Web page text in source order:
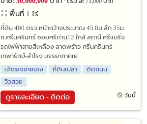
พื้นที่ 1 ไร่
ที่ดิน 400 ตรว.หน้ากว้างประมาณ 45.8ม.ลึก 35ม.
ถ.ศรีนครินทร์ ซอยศรีด่าน12 ใกล้ สถานี ศรีแบริ่ง
รถไฟฟ้าสายสีเหลือง ลาดพร้าว-ศรีนครินทร์-
เทพารักษ์-สำโรง บรรยากาศเย
เจ้าของขายเอง
ที่ดินเปล่า
ติดถนน
วิวสวย
ดูรายละเอียด - ติดต่อ วันนี้